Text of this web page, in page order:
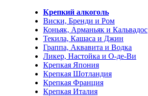
Крепкий алкоголь
Виски, Бренди и Ром
Коньяк, Арманьяк и Кальвадос
Текила, Кашаса и Джин
Граппа, Аквавита и Водка
Ликер, Настойка и О-де-Ви
Крепкая Япония
Крепкая Шотландия
Крепкая Франция
Крепкая Италия